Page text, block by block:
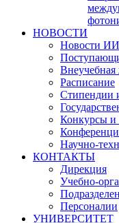
НОВОСТИ
Новости
Внеучебная
Расписание
Стипендии
Конкурсы и
Научно-
КОНТАКТЫ
Дирекция
Учебно-
Персоналии
УНИВЕРСИТЕТ